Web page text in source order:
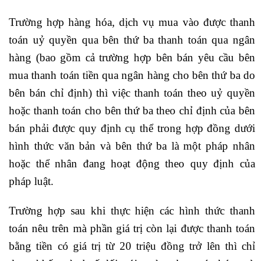
Trường hợp hàng hóa, dịch vụ mua vào được thanh
toán uỷ quyền qua bên thứ ba thanh toán qua ngân
hàng (bao gồm cả trường hợp bên bán yêu cầu bên
mua thanh toán tiền qua ngân hàng cho bên thứ ba do
bên bán chỉ định) thì việc thanh toán theo uỷ quyền
hoặc thanh toán cho bên thứ ba theo chỉ định của bên
bán phải được quy định cụ thể trong hợp đồng dưới
hình thức văn bản và bên thứ ba là một pháp nhân
hoặc thể nhân đang hoạt động theo quy định của
pháp luật.
Trường hợp sau khi thực hiện các hình thức thanh
toán nêu trên mà phần giá trị còn lại được thanh toán
bằng tiền có giá trị từ 20 triệu đồng trở lên thì chỉ